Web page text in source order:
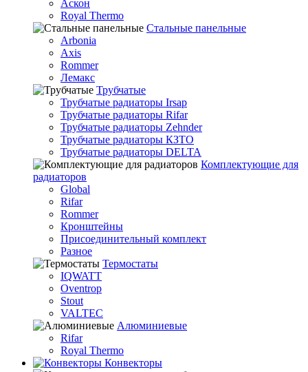
Аскон
Royal Thermo
Стальные панельные
Arbonia
Axis
Rommer
Лемакс
Трубчатые
Трубчатые радиаторы Irsap
Трубчатые радиаторы Rifar
Трубчатые радиаторы Zehnder
Трубчатые радиаторы КЗТО
Трубчатые радиаторы DELTA
Комплектующие для
радиаторов
Global
Rifar
Rommer
Кронштейны
Присоединительный комплект
Разное
Термостаты
IQWATT
Oventrop
Stout
VALTEC
Алюминиевые
Rifar
Royal Thermo
Конвекторы